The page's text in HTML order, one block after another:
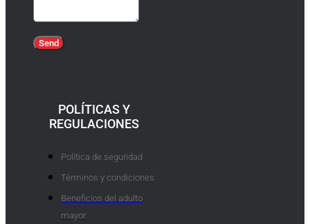
Send
POLÍTICAS Y
REGULACIONES
Política de seguridad
Términos y condiciones
Beneficios del adulto
mayor